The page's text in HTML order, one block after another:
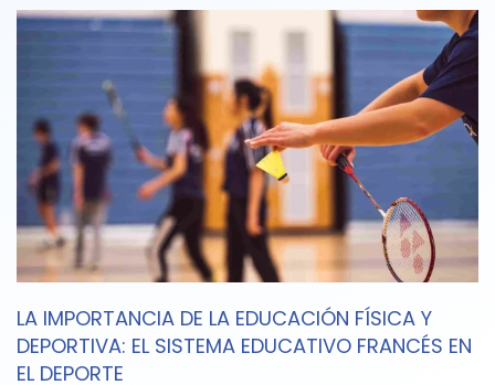
LA IMPORTANCIA DE LA EDUCACIÓN FÍSICA Y
DEPORTIVA: EL SISTEMA EDUCATIVO FRANCÉS EN
EL DEPORTE